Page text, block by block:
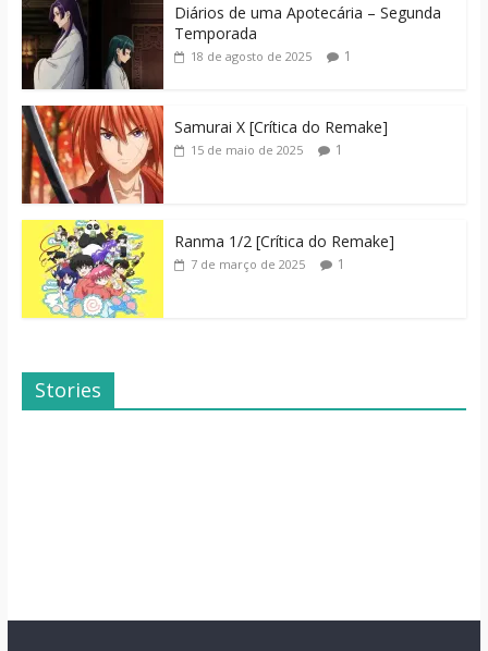
Diários de uma Apotecária – Segunda
Temporada
18 de agosto de 2025 1
Samurai X [Crítica do Remake]
15 de maio de 2025 1
Ranma 1/2 [Crítica do Remake]
7 de março de 2025 1
Stories
Dicas de Filmes
Para o Fim de
Família Inusitada